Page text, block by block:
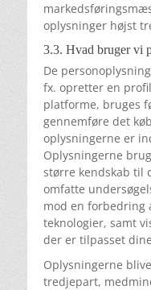
oplysninger højst
3.3. Hvad bruger vi
De
fx. opretter en
platforme, bruges
gennemføre det
oplysningerne er
Oplysningerne
større kendskab til
omfatte
mod en forbedring
teknologier, samt
der er tilpasset
Oplysningerne
tredjepart,